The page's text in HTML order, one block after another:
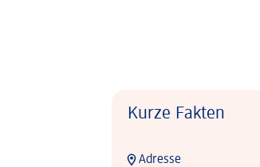
Kurze Fakten
Adresse